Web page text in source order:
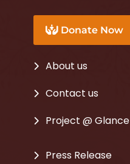
Donate Now
About us
Contact us
Project @ Glance
Press Release